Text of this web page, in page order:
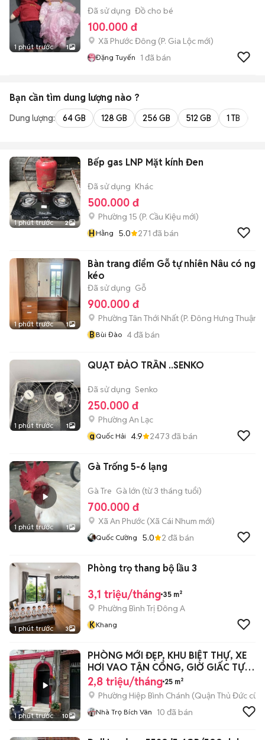
1 phút trước 1
Đã sử dụng Đồ cho bé
100.000 đ
Xã Phước Đông (P. Gia Lộc mới)
Đặng Tuyến 1 đã bán
Bạn cần tìm dung lượng nào ?
Dung lượng: 64 GB 128 GB 256 GB 512 GB 1 TB
1 phút trước 2
Bếp gas LNP Mặt kính Đen
Đã sử dụng Khác
500.000 đ
Phường 15 (P. Cầu Kiệu mới)
HHằng 5.0 271 đã bán
1 phút trước 1
Bàn trang điểm Gỗ tự nhiên Nâu có
kéo
Đã sử dụng Gỗ
900.000 đ
Phường Tân Thới Nhất (P. Đông Hưng Thuận
BBùi Đào 4đã bán
1 phút trước 1
QUẠT ĐẢO TRẦN ..SENKO
Đã sử dụng Senko
250.000 đ
Phường An Lạc
qQuốc Hải 4.9 2473 đã bán
1 phút trước 1
Gà Trống 5-6 lạng
Gà Tre Gà lớn (từ 3 tháng tuổi)
700.000 đ
Xã An Phước (Xã Cái Nhum mới)
Quốc Cường 5.0 2 đã bán
1 phút trước 3
Phòng trọ thang bộ lầu 3
3,1 triệu/tháng 35 m²
Phường Bình Trị Đông A
KKhang
1 phút trước 10
PHÒNG MỚI ĐẸP, KHU BIỆT THỰ, XE
HƠI VAO TẬN CỔNG, GIỜ GIẤC TỰ
DO, RẼ
2,8 triệu/tháng 25 m²
Phường Hiệp Bình Chánh (Quận Thủ Đức cũ)
Nhà Trọ Bích Vân 10 đã bán